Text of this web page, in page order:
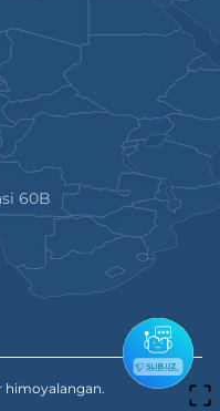
60B
himoyalangan.